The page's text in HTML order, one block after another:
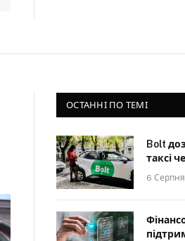
ОСТАННІ ПО ТЕМІ
Bolt
таксі
6